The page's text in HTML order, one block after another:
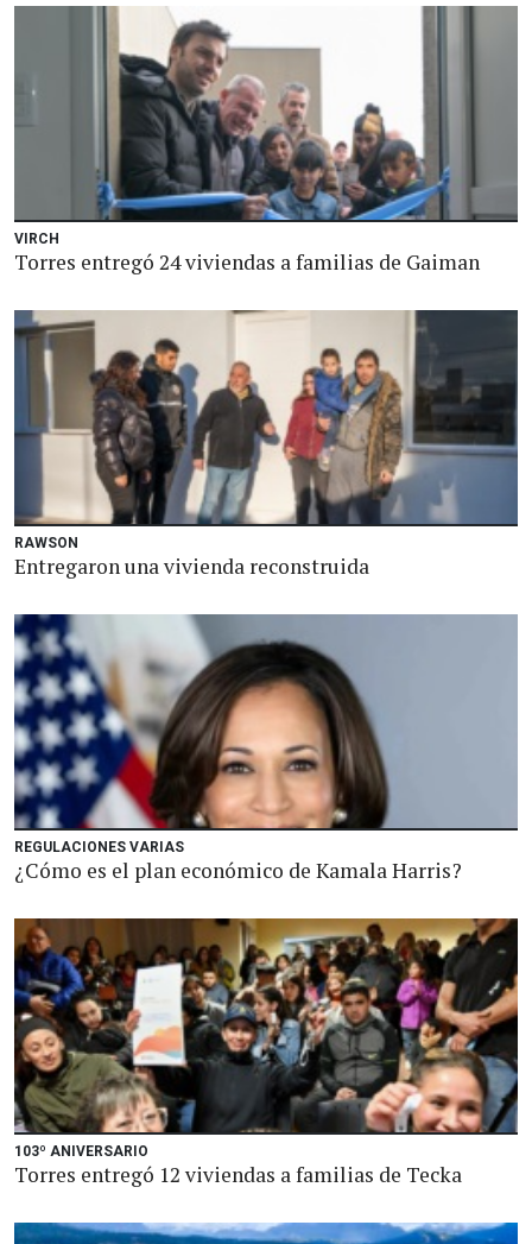
VIRCH
Torres entregó 24 viviendas a familias de Gaiman
RAWSON
Entregaron una vivienda reconstruida
REGULACIONES VARIAS
¿Cómo es el plan económico de Kamala Harris?
103º ANIVERSARIO
Torres entregó 12 viviendas a familias de Tecka